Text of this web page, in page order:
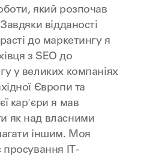
який розпочав
відданості
до маркетингу я
з SEO до
у великих компаніях
Європи та
кар'єри я мав
як над власними
іншим. Моя
просування ІТ-